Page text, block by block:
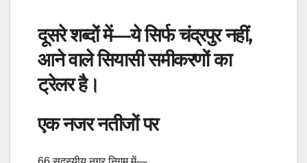
दूसरे शब्दों में—ये सिर्फ चंद्रपुर नहीं,
आने वाले सियासी समीकरणों का
ट्रेलर है।
एक नजर नतीजों पर